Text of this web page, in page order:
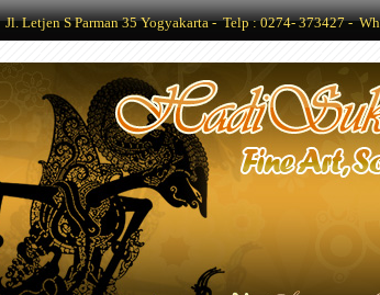
Jl. Letjen S Parman 35 Yogyakarta - Telp : 0274- 373427 -